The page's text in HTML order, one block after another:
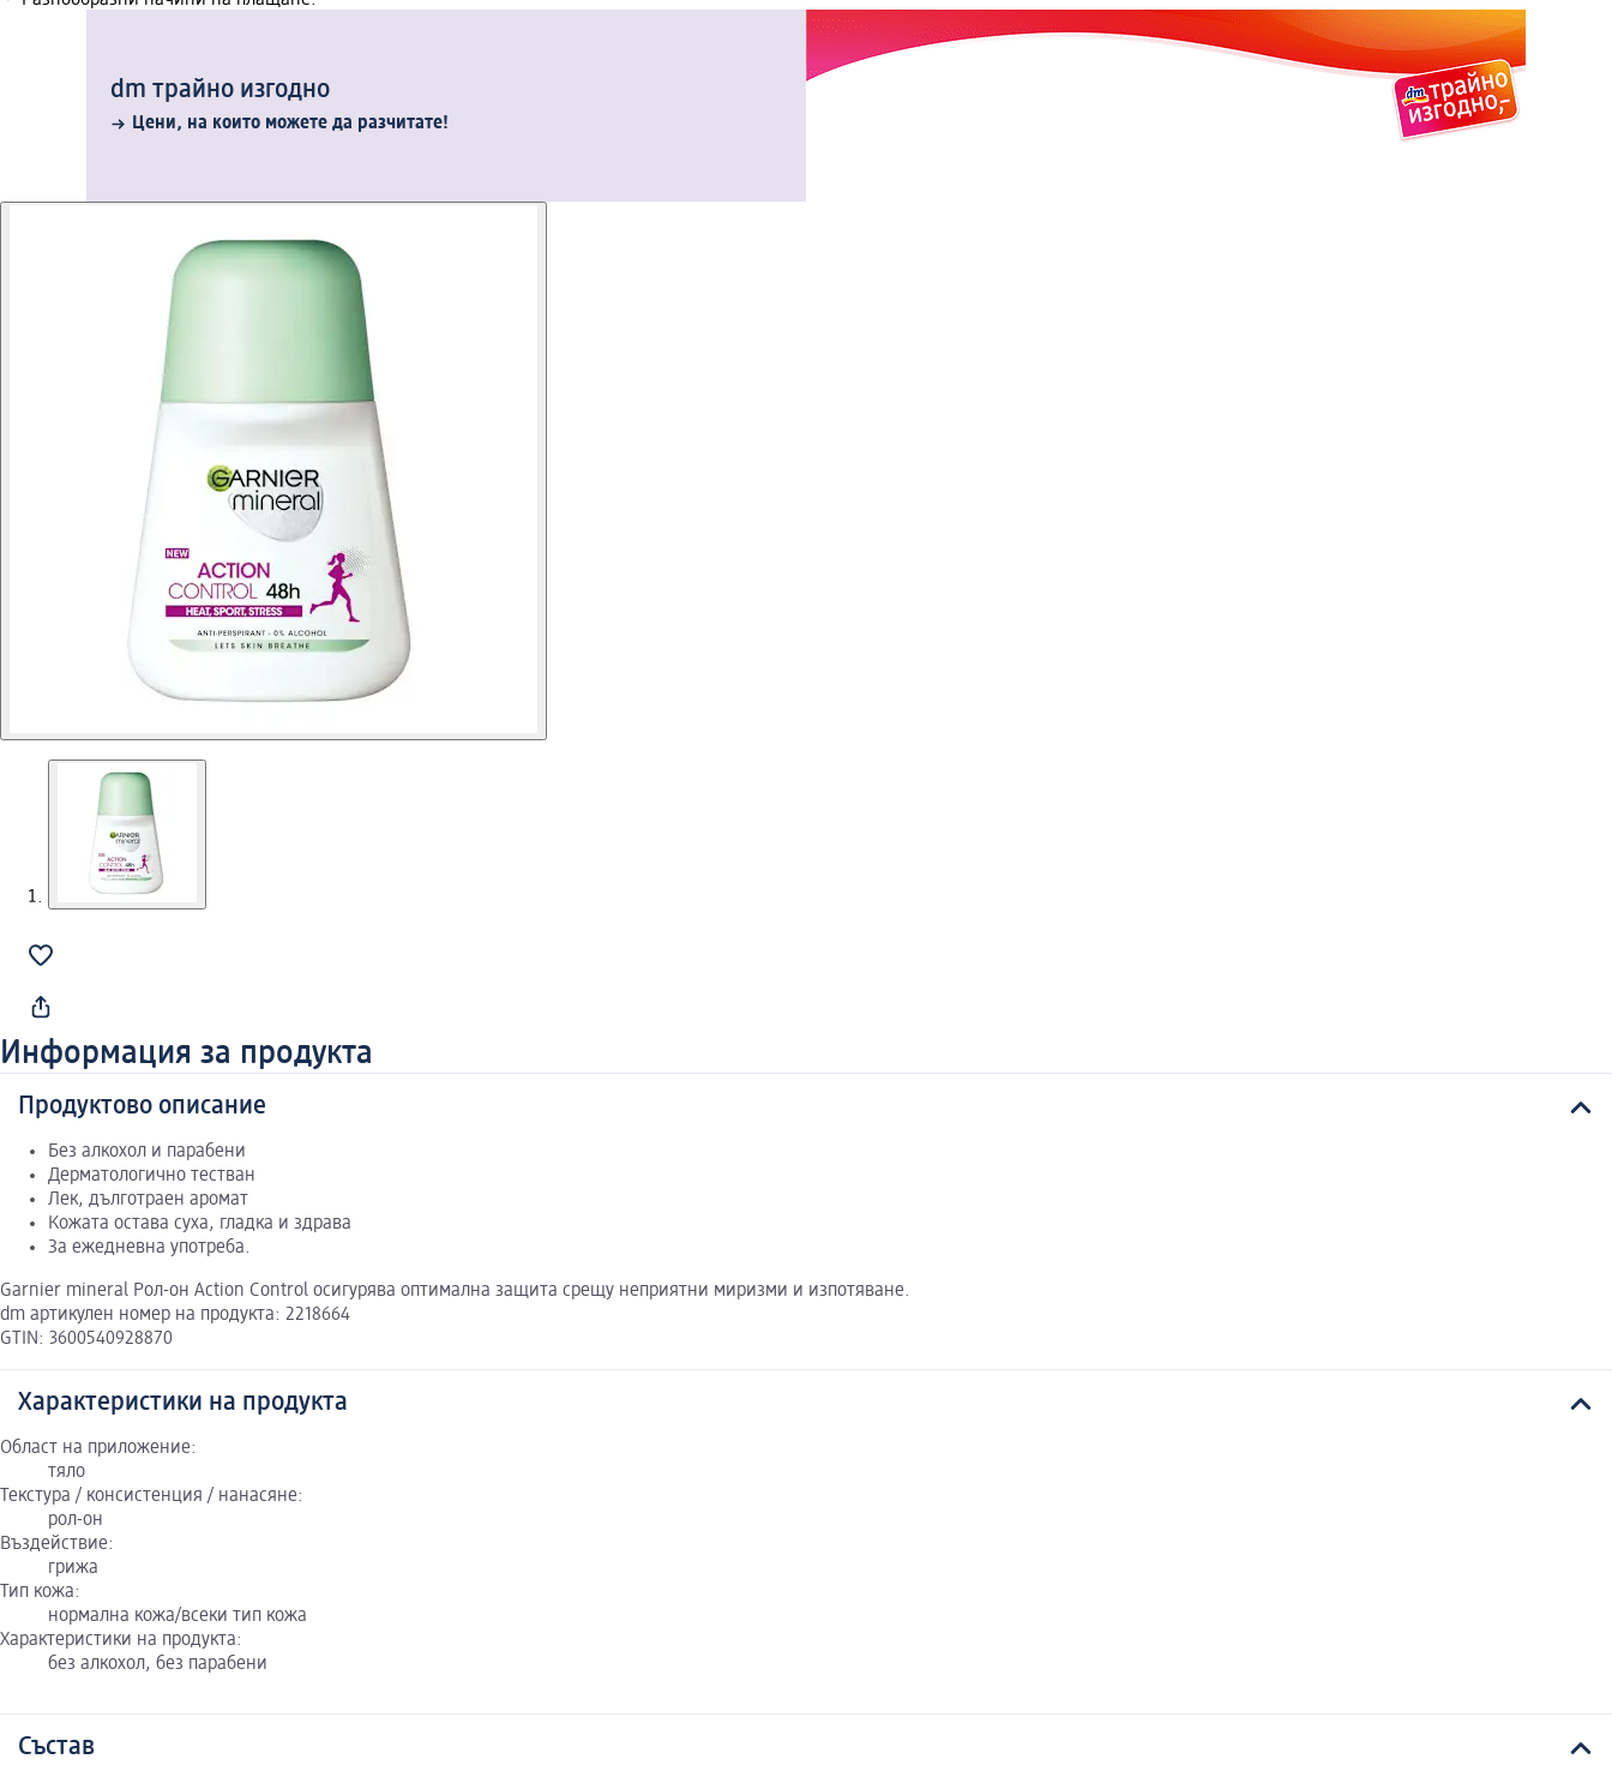
dm трайно изгодно
Цени, на които можете да разчитате!
Информация за продукта
Продуктово описание
Без алкохол и парабени
Дерматологично тестван
Лек, дълготраен аромат
Кожата остава суха, гладка и здрава
За ежедневна употреба.
Garnier mineral Рол-он Action Control осигурява оптимална защита срещу неприятни миризми и изпотяване.
dm артикулен номер на продукта: 2218664
GTIN: 3600540928870
Характеристики на продукта
Област на приложение:
тяло
Текстура / консистенция / нанасяне:
рол-он
Въздействие:
грижа
Тип кожа:
нормална кожа/всеки тип кожа
Характеристики на продукта:
без алкохол, без парабени
Състав